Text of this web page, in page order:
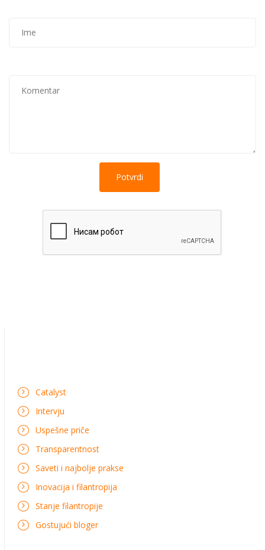
Catalyst
Intervju
Uspešne priče
Transparentnost
Saveti i najbolje prakse
Inovacija i filantropija
Stanje filantropije
Gostujući bloger